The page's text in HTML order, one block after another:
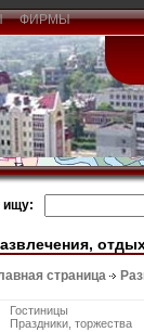
ФИРМЫ
ищу:
страница
Гостиницы
Праздники, торжества